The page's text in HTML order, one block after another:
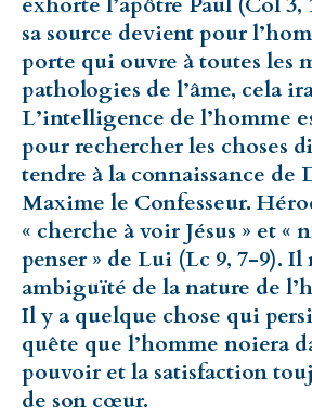
sa source devient pour
porte qui ouvre à toutes les
pathologies de l’âme, cela
L’intelligence de l’homme
pour rechercher les choses
tendre à la connaissance de
Maxime le Confesseur.
« cherche à voir Jésus » et «
penser » de Lui (Lc 9, 7-9).
ambiguïté de la nature de
Il y a quelque chose qui
quête que l’homme noiera
pouvoir et la satisfaction
de son cœur.